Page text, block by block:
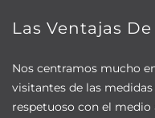
Las Ventajas
Nos centramos mucho
visitantes de las
respetuoso con el